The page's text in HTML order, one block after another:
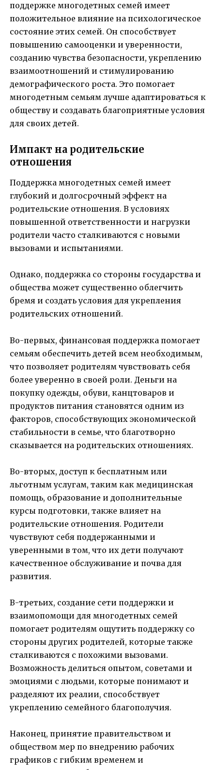
поддержке многодетных семей имеет
положительное влияние на психологическое
состояние этих семей. Он способствует
повышению самооценки и уверенности,
созданию чувства безопасности, укреплению
взаимоотношений и стимулированию
демографического роста. Это помогает
многодетным семьям лучше адаптироваться к
обществу и создавать благоприятные условия
для своих детей.
Импакт на родительские
отношения
Поддержка многодетных семей имеет
глубокий и долгосрочный эффект на
родительские отношения. В условиях
повышенной ответственности и нагрузки
родители часто сталкиваются с новыми
вызовами и испытаниями.
Однако, поддержка со стороны государства и
общества может существенно облегчить
бремя и создать условия для укрепления
родительских отношений.
Во-первых, финансовая поддержка помогает
семьям обеспечить детей всем необходимым,
что позволяет родителям чувствовать себя
более уверенно в своей роли. Деньги на
покупку одежды, обуви, канцтоваров и
продуктов питания становятся одним из
факторов, способствующих экономической
стабильности в семье, что благотворно
сказывается на родительских отношениях.
Во-вторых, доступ к бесплатным или
льготным услугам, таким как медицинская
помощь, образование и дополнительные
курсы подготовки, также влияет на
родительские отношения. Родители
чувствуют себя поддержанными и
уверенными в том, что их дети получают
качественное обслуживание и почва для
развития.
В-третьих, создание сети поддержки и
взаимопомощи для многодетных семей
помогает родителям ощутить поддержку со
стороны других родителей, которые также
сталкиваются с похожими вызовами.
Возможность делиться опытом, советами и
эмоциями с людьми, которые понимают и
разделяют их реалии, способствует
укреплению семейного благополучия.
Наконец, принятие правительством и
обществом мер по внедрению рабочих
графиков с гибким временем и